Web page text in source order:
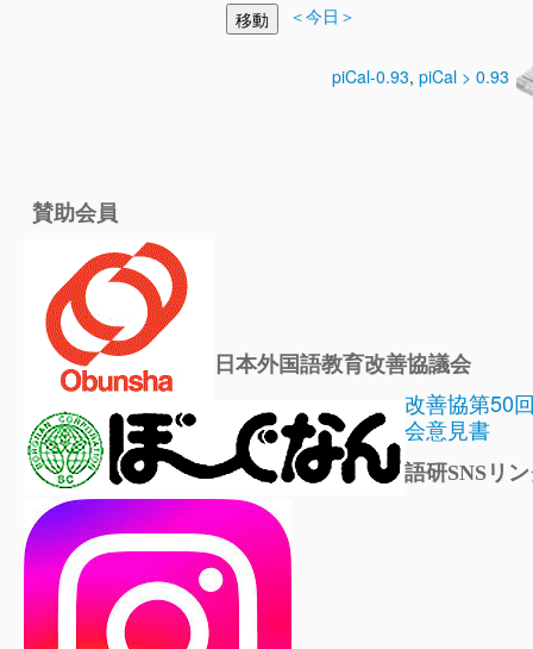
＜今日＞
piCal-0.93, piCal > 0.93
賛助会員
日本外国語教育改善協議会
改善協第50
会意見書
語研SNSリ